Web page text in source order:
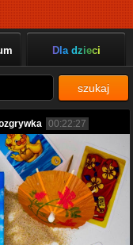
Dla dzieci
szukaj
00:22:27